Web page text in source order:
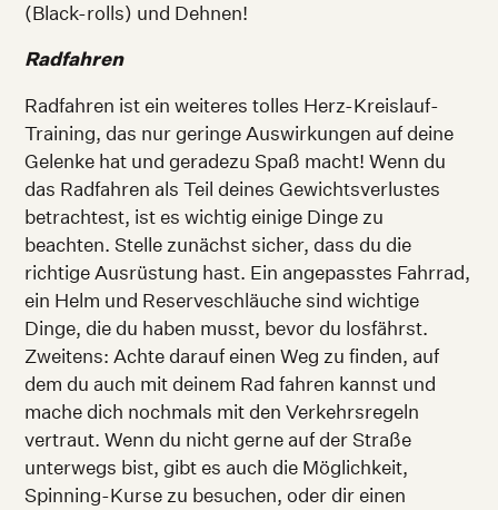
(Black-rolls) und Dehnen!
Radfahren
Radfahren ist ein weiteres tolles Herz-Kreislauf-
Training, das nur geringe Auswirkungen auf deine
Gelenke hat und geradezu Spaß macht! Wenn du
das Radfahren als Teil deines Gewichtsverlustes
betrachtest, ist es wichtig einige Dinge zu
beachten. Stelle zunächst sicher, dass du die
richtige Ausrüstung hast. Ein angepasstes Fahrrad,
ein Helm und Reserveschläuche sind wichtige
Dinge, die du haben musst, bevor du losfährst.
Zweitens: Achte darauf einen Weg zu finden, auf
dem du auch mit deinem Rad fahren kannst und
mache dich nochmals mit den Verkehrsregeln
vertraut. Wenn du nicht gerne auf der Straße
unterwegs bist, gibt es auch die Möglichkeit,
Spinning-Kurse zu besuchen, oder dir einen